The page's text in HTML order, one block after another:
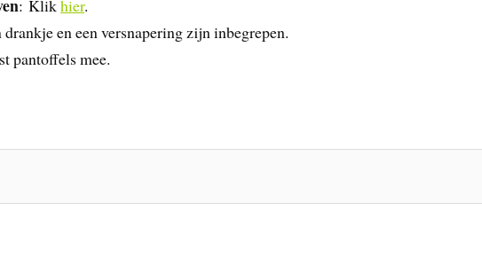
: Klikhier.
drankje en een versnapering zijn inbegrepen.
pantoffels mee.